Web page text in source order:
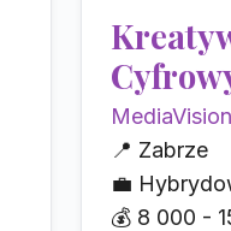
📍 Zabrze
💼
💰 8 000 -